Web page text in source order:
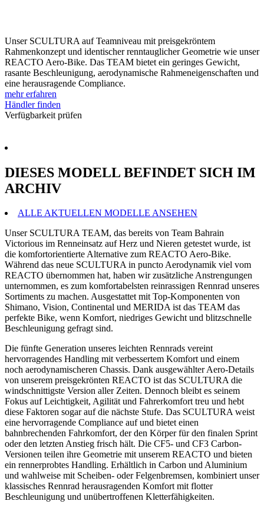
Unser SCULTURA auf Teamniveau mit preisgekröntem
Rahmenkonzept und identischer renntauglicher Geometrie wie unser
REACTO Aero-Bike. Das TEAM bietet ein geringes Gewicht,
rasante Beschleunigung, aerodynamische Rahmeneigenschaften und
eine herausragende Compliance.
mehr erfahren
Händler finden
Verfügbarkeit prüfen
DIESES MODELL BEFINDET SICH IM
ARCHIV
ALLE AKTUELLEN MODELLE ANSEHEN
Unser SCULTURA TEAM, das bereits von Team Bahrain
Victorious im Renneinsatz auf Herz und Nieren getestet wurde, ist
die komfortorientierte Alternative zum REACTO Aero-Bike.
Während das neue SCULTURA in puncto Aerodynamik viel vom
REACTO übernommen hat, haben wir zusätzliche Anstrengungen
unternommen, es zum komfortabelsten reinrassigen Rennrad unseres
Sortiments zu machen. Ausgestattet mit Top-Komponenten von
Shimano, Vision, Continental und MERIDA ist das TEAM das
perfekte Bike, wenn Komfort, niedriges Gewicht und blitzschnelle
Beschleunigung gefragt sind.
Die fünfte Generation unseres leichten Rennrads vereint
hervorragendes Handling mit verbessertem Komfort und einem
noch aerodynamischeren Chassis. Dank ausgewählter Aero-Details
von unserem preisgekrönten REACTO ist das SCULTURA die
windschnittigste Version aller Zeiten. Dennoch bleibt es seinem
Fokus auf Leichtigkeit, Agilität und Fahrerkomfort treu und hebt
diese Faktoren sogar auf die nächste Stufe. Das SCULTURA weist
eine hervorragende Compliance auf und bietet einen
bahnbrechenden Fahrkomfort, der den Körper für den finalen Sprint
oder den letzten Anstieg frisch hält. Die CF5- und CF3 Carbon-
Versionen teilen ihre Geometrie mit unserem REACTO und bieten
ein rennerprobtes Handling. Erhältlich in Carbon und Aluminium
und wahlweise mit Scheiben- oder Felgenbremsen, kombiniert unser
klassisches Rennrad herausragenden Komfort mit flotter
Beschleunigung und unübertroffenen Kletterfähigkeiten.